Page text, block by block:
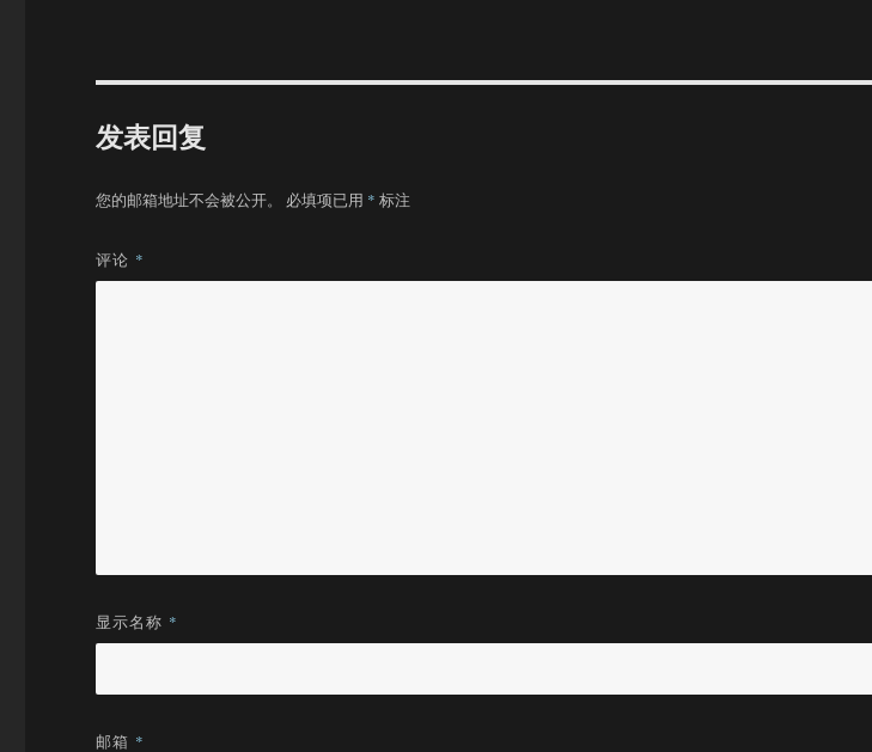
发表回复
您的邮箱地址不会被公开。 必填项已用 * 标注
评论 *
显示名称 *
邮箱 *